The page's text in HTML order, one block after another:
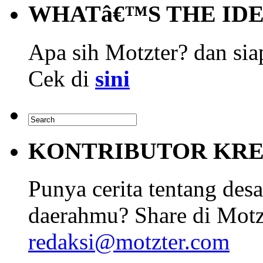
WHATâ€™S THE
Apa sih Motzter? dan
Cek di sini
KONTRIBUTOR
Punya cerita tentang
daerahmu? Share di
redaksi@motzter.com